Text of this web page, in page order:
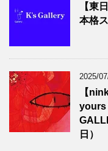
【東
本格
2025/
【
yours
日）